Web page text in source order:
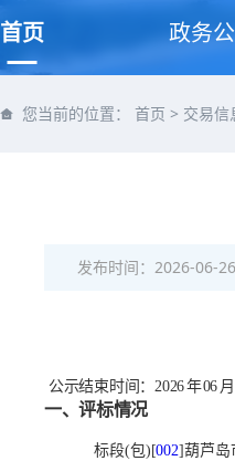
首页 政务
您当前的位置： 首页 > 交易信
发布时间： 2026-06-26
公示结束时间： 2026年06 月
一、评标情况
标段(包)[002]葫芦岛